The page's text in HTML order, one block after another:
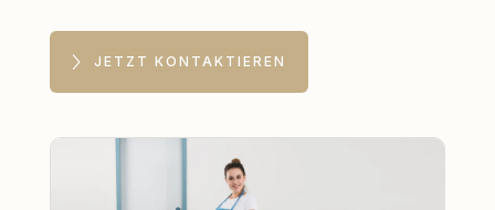
JETZT KONTAKTIEREN